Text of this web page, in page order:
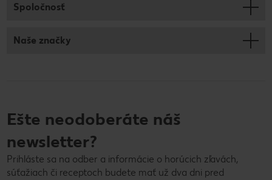
Spoločnosť
Naše značky
Ešte neodoberáte náš
newsletter?
Prihláste sa na odber a informácie o horúcich zľavách,
súťažiach či receptoch budete mať už dva dni pred